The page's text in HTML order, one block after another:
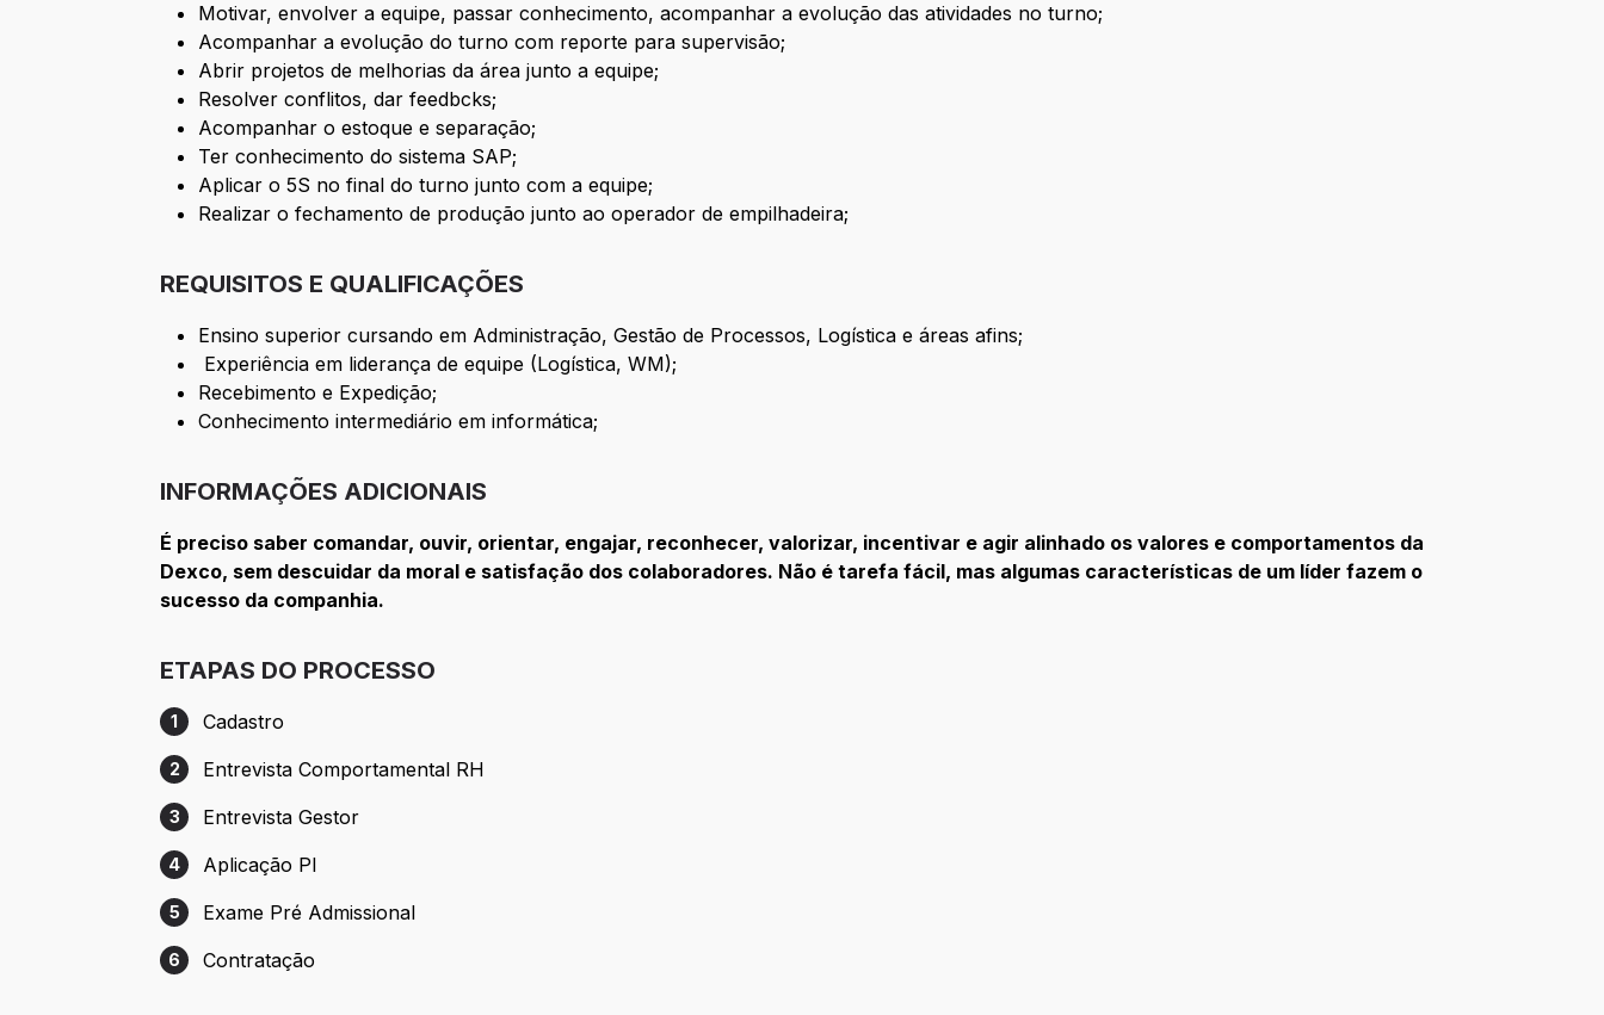
Motivar, envolver a equipe, passar conhecimento, acompanhar a evolução das atividades no turno;
Acompanhar a evolução do turno com reporte para supervisão;
Abrir projetos de melhorias da área junto a equipe;
Resolver conflitos, dar feedbcks;
Acompanhar o estoque e separação;
Ter conhecimento do sistema SAP;
Aplicar o 5S no final do turno junto com a equipe;
Realizar o fechamento de produção junto ao operador de empilhadeira;
REQUISITOS E QUALIFICAÇÕES
Ensino superior cursando em Administração, Gestão de Processos, Logística e áreas afins;
Experiência em liderança de equipe (Logística, WM);
Recebimento e Expedição;
Conhecimento intermediário em informática;
INFORMAÇÕES ADICIONAIS
É preciso saber comandar, ouvir, orientar, engajar, reconhecer, valorizar, incentivar e agir alinhado os valores e comportamentos da
Dexco, sem descuidar da moral e satisfação dos colaboradores. Não é tarefa fácil, mas algumas características de um líder fazem o
sucesso da companhia.
ETAPAS DO PROCESSO
Etapa 1: Cadastro
1 Cadastro
Etapa 2: Entrevista Comportamental RH
2 Entrevista Comportamental RH
Etapa 3: Entrevista Gestor
3 Entrevista Gestor
Etapa 4: Aplicação PI
4 Aplicação PI
Etapa 5: Exame Pré Admissional
5 Exame Pré Admissional
Etapa 6: Contratação
6 Contratação